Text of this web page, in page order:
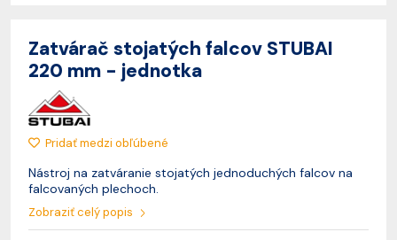
Zatvárač stojatých falcov STUBAI
220 mm - jednotka
Pridať medzi obľúbené
Nástroj na zatváranie stojatých jednoduchých falcov na
falcovaných plechoch.
Zobraziť celý popis